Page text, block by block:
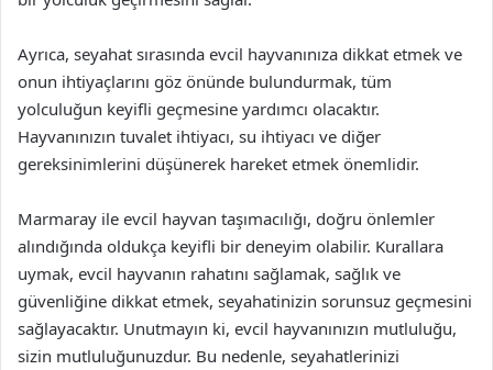
Ayrıca, seyahat sırasında evcil hayvanınıza dikkat etmek ve
onun ihtiyaçlarını göz önünde bulundurmak, tüm
yolculuğun keyifli geçmesine yardımcı olacaktır.
Hayvanınızın tuvalet ihtiyacı, su ihtiyacı ve diğer
gereksinimlerini düşünerek hareket etmek önemlidir.
Marmaray ile evcil hayvan taşımacılığı, doğru önlemler
alındığında oldukça keyifli bir deneyim olabilir. Kurallara
uymak, evcil hayvanın rahatını sağlamak, sağlık ve
güvenliğine dikkat etmek, seyahatinizin sorunsuz geçmesini
sağlayacaktır. Unutmayın ki, evcil hayvanınızın mutluluğu,
sizin mutluluğunuzdur. Bu nedenle, seyahatlerinizi